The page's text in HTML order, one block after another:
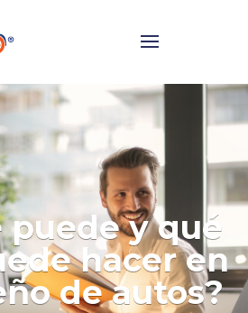
puede y qué
hacer en
de autos?